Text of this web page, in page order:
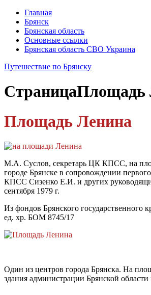
Главная
Брянск
Брянская область
Основные ссылки
Брянская область СВО Украина
Путешествие по Брянску
СтраницаПлощадь
Площадь Ленина
М.А. Суслов, секретарь ЦК КПСС, на
городе Брянске в сопровождении
КПСС Сизенко Е.И. и других
сентября 1979 г.
Из фондов Брянского государственного
ед. хр. БОМ 8745/17
Один из центров города Брянска. На
здания администрации Брянской области